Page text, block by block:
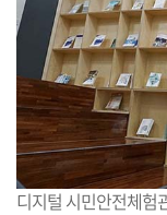
디지털 시민안전체험